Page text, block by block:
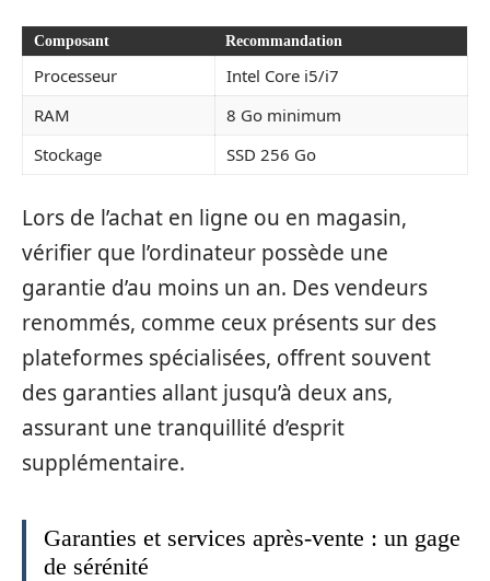
Composant Recommandation
Processeur
Intel Core i5/i7
RAM
8 Go minimum
Stockage
SSD 256 Go
Lors de l’achat en ligne ou en magasin,
vérifier que l’ordinateur possède une
garantie d’au moins un an. Des vendeurs
renommés, comme ceux présents sur des
plateformes spécialisées, offrent souvent
des garanties allant jusqu’à deux ans,
assurant une tranquillité d’esprit
supplémentaire.
Garanties et services après-vente : un gage
de sérénité